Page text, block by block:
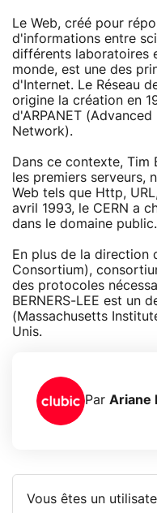
Le Web, créé pour
d'informations entre
différents laboratoires
monde, est une des
d'Internet. Le Réseau
origine la création en
d'ARPANET
Network).
Dans ce contexte, Tim
les premiers serveurs,
Web tels que Http,
avril 1993, le CERN a
dans le domaine public.
En plus de la direction
Consortium),
des protocoles
BERNERS-LEE est un
(Massachusetts
Unis.
Par Ariane
Vous êtes un